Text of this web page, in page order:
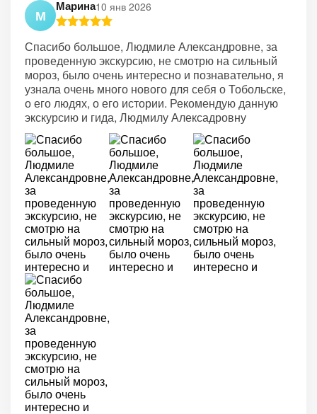
М
Марина10 янв 2026
Спасибо большое, Людмиле Александровне, за
проведенную экскурсию, не смотрю на сильный
мороз, было очень интересно и познавательно, я
узнала очень много нового для себя о Тобольске,
о его людях, о его истории. Рекомендую данную
экскурсию и гида, Людмилу Алексадровну